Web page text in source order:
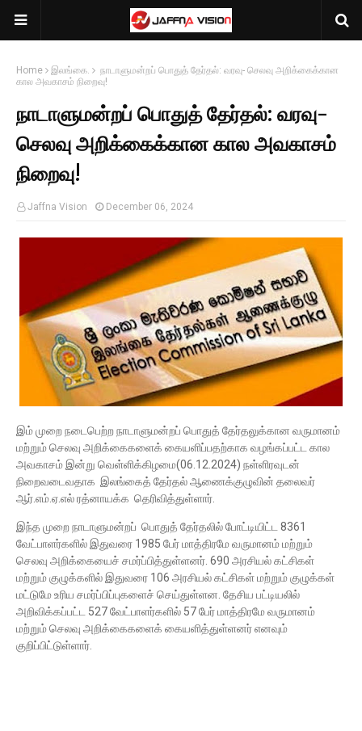
Home இலங்கை.
நாடாளுமன்றப் பொதுத் தேர்தல்: வரவு- செலவு அறிக்கைக்கான
கால அவகாசம் நிறைவு!
நாடாளுமன்றப் பொதுத் தேர்தல்: வரவு-
செலவு அறிக்கைக்கான கால அவகாசம்
நிறைவு!
Jaffna Vision December 06, 2024
இம் முறை நடைபெற்ற நாடாளுமன்றப் பொதுத் தேர்தலுக்கான வருமானம்
மற்றும் செலவு அறிக்கைகளைக் கையளிப்பதற்காக வழங்கப்பட்ட கால
அவகாசம் இன்று வெள்ளிக்கிழமை(06.12.2024) நள்ளிரவுடன்
நிறைவடைவதாக இலங்கைத் தேர்தல் ஆணைக்குழுவின் தலைவர்
ஆர்.எம்.ஏ.எல் ரத்னாயக்க தெரிவித்துள்ளார்.
இந்த முறை நாடாளுமன்றப் பொதுத் தேர்தலில் போட்டியிட்ட 8361
வேட்பாளர்களில் இதுவரை 1985 பேர் மாத்திரமே வருமானம் மற்றும்
செலவு அறிக்கையைச் சமர்ப்பித்துள்ளனர். 690 அரசியல் கட்சிகள்
மற்றும் குழுக்களில் இதுவரை 106 அரசியல் கட்சிகள் மற்றும் குழுக்கள்
மட்டுமே உரிய சமர்ப்பிப்புகளைச் செய்துள்ளன. தேசிய பட்டியலில்
அறிவிக்கப்பட்ட 527 வேட்பாளர்களில் 57 பேர் மாத்திரமே வருமானம்
மற்றும் செலவு அறிக்கைகளைக் கையளித்துள்ளனர் எனவும்
குறிப்பிட்டுள்ளார்.